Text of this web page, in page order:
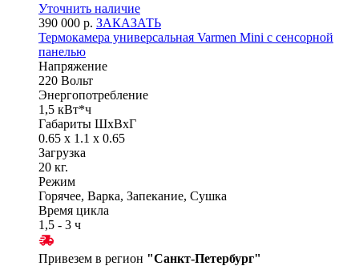
Уточнить наличие
390 000 р. ЗАКАЗАТЬ
Термокамера универсальная Varmen Mini с сенсорной
панелью
Напряжение
220 Вольт
Энергопотребление
1,5 кВт*ч
Габариты ШхВхГ
0.65 x 1.1 x 0.65
Загрузка
20 кг.
Режим
Горячее, Варка, Запекание, Сушка
Время цикла
1,5 - 3 ч
Привезем в регион "Санкт-Петербург"